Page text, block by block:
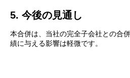
5. 今後の見通し
本合併は、当社の完全子会社との合
績に与える影響は軽微です。